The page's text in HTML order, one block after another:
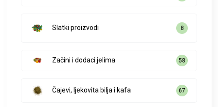
Slatki proizvodi 8
Začini i dodaci jelima 58
Čajevi, ljekovita bilja i kafa 67